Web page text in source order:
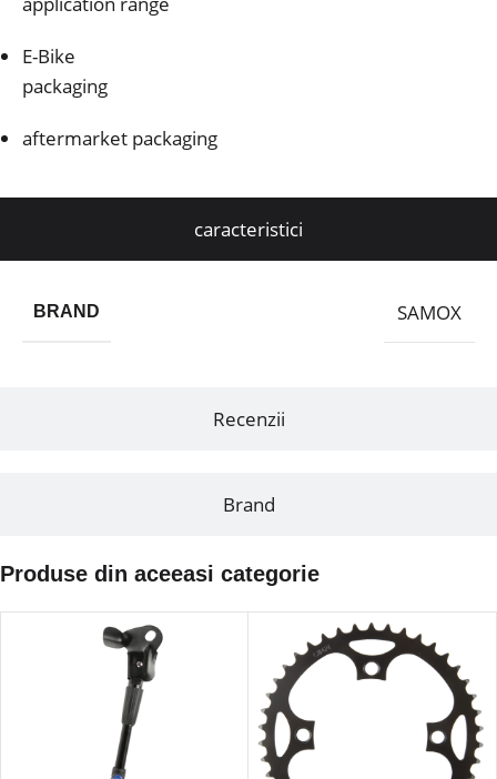
E-Bike
packaging
aftermarket packaging
caracteristici
Recenzii
Brand
BRAND SAMOX
Produse din aceeasi categorie